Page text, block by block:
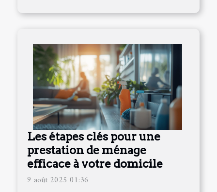
Les étapes clés pour une
prestation de ménage
efficace à votre domicile
9 août 2025 01:36